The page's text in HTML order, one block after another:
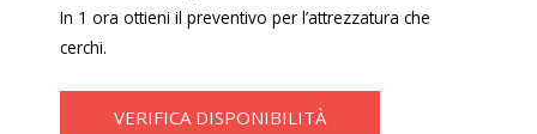
In 1 ora ottieni il preventivo per l’attrezzatura che
cerchi.
VERIFICA DISPONIBILITÀ